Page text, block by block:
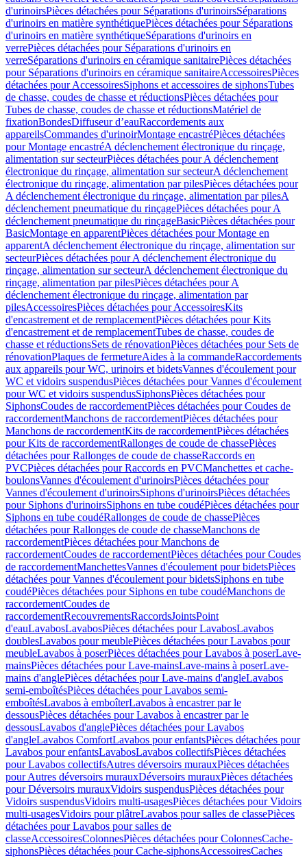
d'urinoirsPièces détachées pour Séparations d'urinoirsSéparations
d'urinoirs en matière synthétiquePièces détachées pour Séparations
d'urinoirs en matière synthétiqueSéparations d'urinoirs en
verrePièces détachées pour Séparations d'urinoirs en
verreSéparations d'urinoirs en céramique sanitairePièces détachées
pour Séparations d'urinoirs en céramique sanitaireAccessoiresPièces
détachées pour AccessoiresSiphons et accessoires de siphonsTubes
de chasse, coudes de chasse et réductionsPièces détachées pour
Tubes de chasse, coudes de chasse et réductionsMatériel de
fixationBondesDiffuseur d’eauRaccordements aux
appareilsCommandes d'urinoirMontage encastréPièces détachées
pour Montage encastréA déclenchement électronique du rinçage,
alimentation sur secteurPièces détachées pour A déclenchement
électronique du rinçage, alimentation sur secteurA déclenchement
électronique du rinçage, alimentation par pilesPièces détachées pour
A déclenchement électronique du rinçage, alimentation par pilesA
déclenchement pneumatique du rinçagePièces détachées pour A
déclenchement pneumatique du rinçageBasicPièces détachées pour
BasicMontage en apparentPièces détachées pour Montage en
apparentA déclenchement électronique du rinçage, alimentation sur
secteurPièces détachées pour A déclenchement électronique du
rinçage, alimentation sur secteurA déclenchement électronique du
rinçage, alimentation par pilesPièces détachées pour A
déclenchement électronique du rinçage, alimentation par
pilesAccessoiresPièces détachées pour AccessoiresKits
d'encastrement et de remplacementPièces détachées pour Kits
d'encastrement et de remplacementTubes de chasse, coudes de
chasse et réductionsSets de rénovationPièces détachées pour Sets de
rénovationPlaques de fermetureAides à la commandeRaccordements
aux appareils pour WC, urinoirs et bidetsVannes d'écoulement pour
WC et vidoirs suspendusPièces détachées pour Vannes d'écoulement
pour WC et vidoirs suspendusSiphonsPièces détachées pour
SiphonsCoudes de raccordementPièces détachées pour Coudes de
raccordementManchons de raccordementPièces détachées pour
Manchons de raccordementKits de raccordementPièces détachées
pour Kits de raccordementRallonges de coude de chassePièces
détachées pour Rallonges de coude de chasseRaccords en
PVCPièces détachées pour Raccords en PVCManchettes et cache-
boulonsVannes d'écoulement d'urinoirsPièces détachées pour
Vannes d'écoulement d'urinoirsSiphons d'urinoirsPièces détachées
pour Siphons d'urinoirsSiphons en tube coudéPièces détachées pour
Siphons en tube coudéRallonges de coude de chassePièces
détachées pour Rallonges de coude de chasseManchons de
raccordementPièces détachées pour Manchons de
raccordementCoudes de raccordementPièces détachées pour Coudes
de raccordementManchettesVannes d'écoulement pour bidetsPièces
détachées pour Vannes d'écoulement pour bidetsSiphons en tube
coudéPièces détachées pour Siphons en tube coudéManchons de
raccordementCoudes de
raccordementRecouvrementsRaccordsJointsPoint
d'eauLavabosLavabosPièces détachées pour LavabosLavabos
doublesLavabos pour meublePièces détachées pour Lavabos pour
meubleLavabos à poserPièces détachées pour Lavabos à poserLave-
mainsPièces détachées pour Lave-mainsLave-mains à poserLave-
mains d'anglePièces détachées pour Lave-mains d'angleLavabos
semi-emboîtésPièces détachées pour Lavabos semi-
emboîtésLavabos à emboîterLavabos à encastrer par le
dessousPièces détachées pour Lavabos à encastrer par le
dessousLavabos d'anglePièces détachées pour Lavabos
d'angleLavabos ComfortLavabos pour enfantsPièces détachées pour
Lavabos pour enfantsLavabosLavabos collectifsPièces détachées
pour Lavabos collectifsAutres déversoirs murauxPièces détachées
pour Autres déversoirs murauxDéversoirs murauxPièces détachées
pour Déversoirs murauxVidoirs suspendusPièces détachées pour
Vidoirs suspendusVidoirs multi-usagesPièces détachées pour Vidoirs
multi-usagesVidoirs pour plâtreLavabos pour salles de classePièces
détachées pour Lavabos pour salles de
classeAccessoiresColonnesPièces détachées pour ColonnesCache-
siphonsPièces détachées pour Cache-siphonsAccessoiresCaches